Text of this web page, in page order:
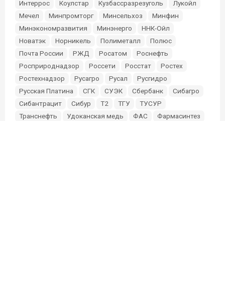
Интеррос
Коулстар Кузбассразрезуголь
Лукойл
Мечел
Минпромторг Минсельхоз
Минфин
Минэкономразвития
Минэнерго
ННК-Ойл
Новатэк
Норникель Полиметалл
Полюс
Почта России
РЖД Росатом
Роснефть
Росприроднадзор
Россети Росстат
Ростех
Ростехнадзор
Русагро Русал
Русгидро
Русская Платина
СГК СУЭК Сбербанк
Сибагро
Сибантрацит
Сибур Т2 ТГУ
ТУСУР
Транснефть
Удоканская медь ФАС
Фармасинтез